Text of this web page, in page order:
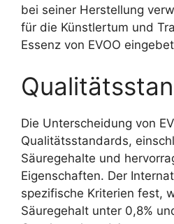
bei seiner Herstellung
für die Künstlertum und
Essenz von EVOO
Die Unterscheidung von
Qualitätsstandards,
Säuregehalte und
Eigenschaften. Der
spezifische Kriterien fest,
Säuregehalt unter 0,8%